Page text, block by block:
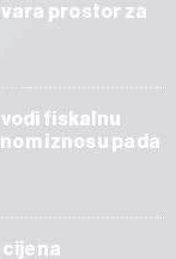
prostor za
fiskalnu
iznosu pada